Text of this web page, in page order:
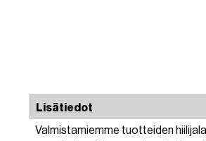
Lisätiedot
Valmistamiemme tuotteiden